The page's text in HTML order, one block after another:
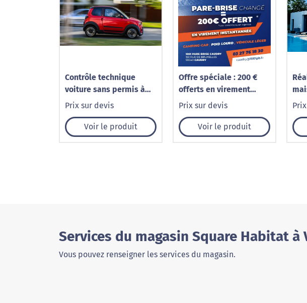
Contrôle technique
voiture sans permis à
Chauny – Norisko
Prix sur devis
Voir le produit
Offre spéciale : 200 €
offerts en virement
instantané pour votre
1001 Pare-Brise
Prix sur devis
Voir le produit
Services du magasin Square Habitat à
Vous pouvez renseigner les services du magasin.